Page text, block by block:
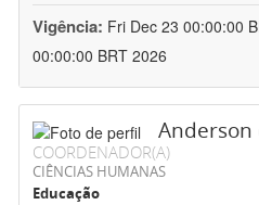
Vigência: Fri Dec 23 00:00:00
00:00:00 BRT 2026
Anderson
COORDENADOR(A)
CIÊNCIAS HUMANAS
Educação